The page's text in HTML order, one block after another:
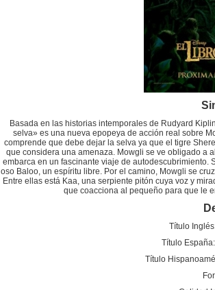
Basada en las historias intemporales de Rudyard
selva» es una nueva epopeya de acción real sobre
comprende que debe dejar la selva ya que el tigre
que considera una amenaza. Mowgli se ve obligado a
embarca en un fascinante viaje de autodescubrimiento.
oso Baloo, un espíritu libre. Por el camino, Mowgli se
Entre ellas está Kaa, una serpiente pitón cuya voz y
que coacciona al pequeño para que le
Título
Título España:
Título